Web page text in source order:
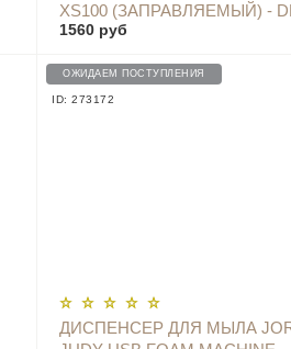
XS100 (ЗАПРАВЛЯЕМЫЙ) -
XS100
1560 руб
ОЖИДАЕМ ПОСТУПЛЕНИЯ
ID: 273172
ДИСПЕНСЕР ДЛЯ МЫЛА
ОПОВЕСТИТЬ